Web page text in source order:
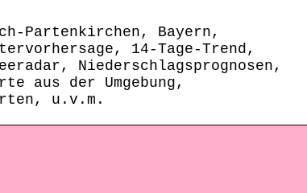
Partenkirchen, Bayern,
14-Tage-Trend,
Niederschlagsprognosen,
aus der Umgebung,
u.v.m.